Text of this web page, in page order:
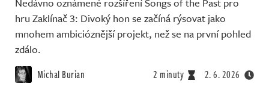
hru Zaklínač 3: Divoký hon se začíná rýsovat jako
mnohem ambicióznější projekt, než se na první pohled
zdálo.
Michal Burian 2 minuty 2. 6. 2026